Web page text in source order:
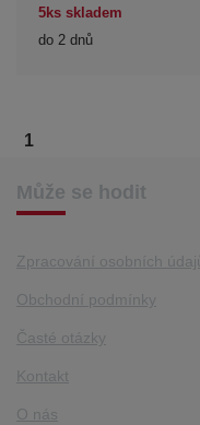
5ks skladem
do 2 dnů
1
Může se hodit
Zpracování osobních údajů
Obchodní podmínky
Časté otázky
Kontakt
O nás